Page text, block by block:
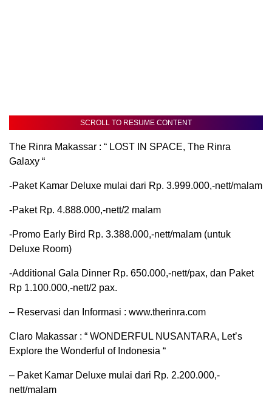
SCROLL TO RESUME CONTENT
The Rinra Makassar : “ LOST IN SPACE, The Rinra
Galaxy “
-Paket Kamar Deluxe mulai dari Rp. 3.999.000,-nett/malam
-Paket Rp. 4.888.000,-nett/2 malam
-Promo Early Bird Rp. 3.388.000,-nett/malam (untuk
Deluxe Room)
-Additional Gala Dinner Rp. 650.000,-nett/pax, dan Paket
Rp 1.100.000,-nett/2 pax.
– Reservasi dan Informasi : www.therinra.com
Claro Makassar : “ WONDERFUL NUSANTARA, Let’s
Explore the Wonderful of Indonesia “
– Paket Kamar Deluxe mulai dari Rp. 2.200.000,-
nett/malam